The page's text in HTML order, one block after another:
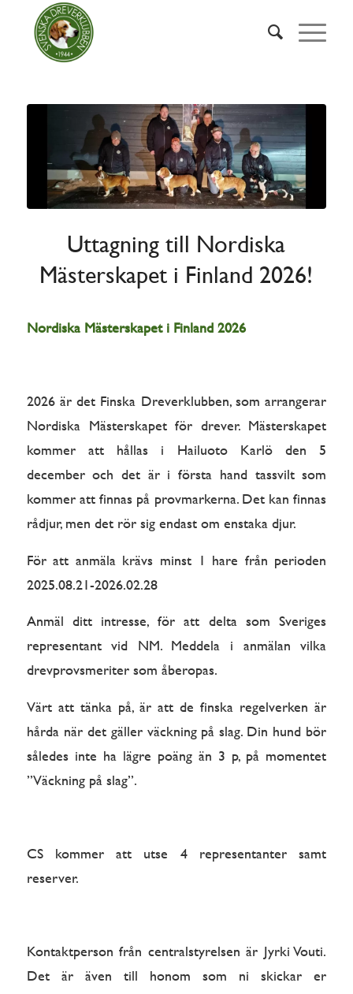
Uttagning till Nordiska
Mästerskapet i Finland 2026!
Nordiska Mästerskapet i Finland 2026
2026 är det Finska Dreverklubben, som arrangerar
Nordiska Mästerskapet för drever. Mästerskapet
kommer att hållas i Hailuoto Karlö den 5
december och det är i första hand tassvilt som
kommer att finnas på provmarkerna. Det kan finnas
rådjur, men det rör sig endast om enstaka djur.
För att anmäla krävs minst 1 hare från perioden
2025.08.21-2026.02.28
Anmäl ditt intresse, för att delta som Sveriges
representant vid NM. Meddela i anmälan vilka
drevprovsmeriter som åberopas.
Värt att tänka på, är att de finska regelverken är
hårda när det gäller väckning på slag. Din hund bör
således inte ha lägre poäng än 3 p, på momentet
”Väckning på slag”.
CS kommer att utse 4 representanter samt
reserver.
Kontaktperson från centralstyrelsen är Jyrki Vouti.
Det är även till honom som ni skickar er